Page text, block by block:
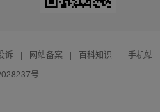
诉 | 网站备案 | 百科知识 |
手机站
号